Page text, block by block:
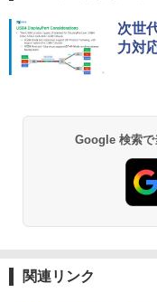
￥
￥
￥
by
富
ウ
ET
薬
ン
異
エ
￥
次世
力対
Google 検索で
関連リンク